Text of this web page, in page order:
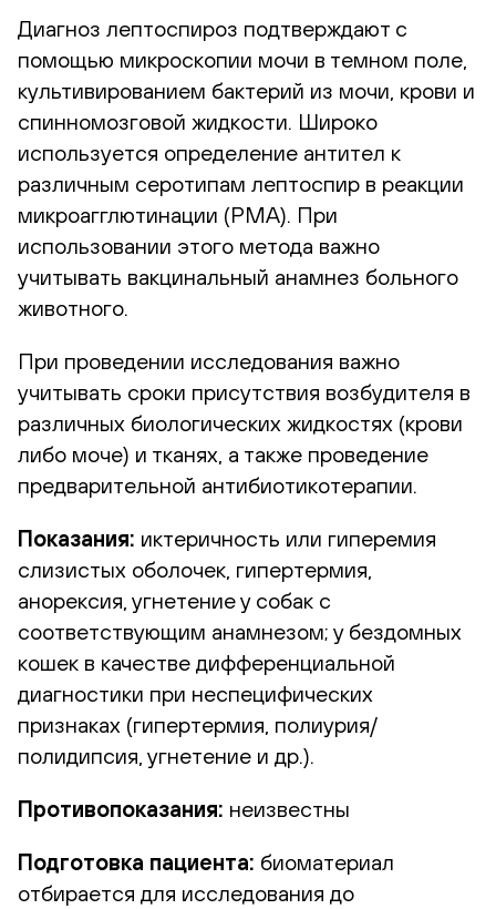
Диагноз лептоспироз подтверждают с
помощью микроскопии мочи в темном поле,
культивированием бактерий из мочи, крови и
спинномозговой жидкости. Широко
используется определение антител к
различным серотипам лептоспир в реакции
микроагглютинации (РМА). При
использовании этого метода важно
учитывать вакцинальный анамнез больного
животного.
При проведении исследования важно
учитывать сроки присутствия возбудителя в
различных биологических жидкостях (крови
либо моче) и тканях, а также проведение
предварительной антибиотикотерапии.
Показания: иктеричность или гиперемия
слизистых оболочек, гипертермия,
анорексия, угнетение у собак с
соответствующим анамнезом; у бездомных
кошек в качестве дифференциальной
диагностики при неспецифических
признаках (гипертермия, полиурия/
полидипсия, угнетение и др.).
Противопоказания: неизвестны
Подготовка пациента: биоматериал
отбирается для исследования до